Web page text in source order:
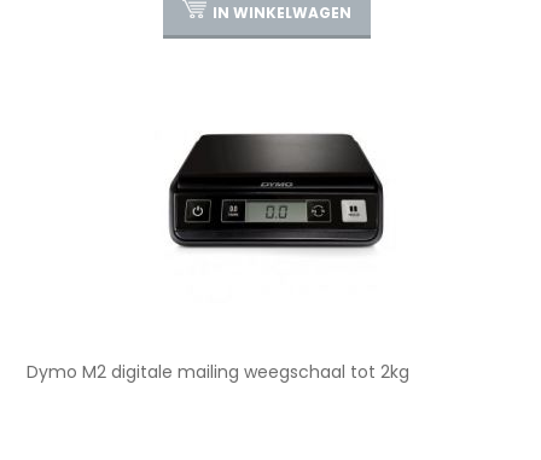
IN WINKELWAGEN
Dymo M2 digitale mailing weegschaal tot 2kg